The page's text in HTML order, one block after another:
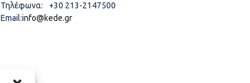
Τηλέφωνα:
+30 213-2147500
Email:info@kede.gr